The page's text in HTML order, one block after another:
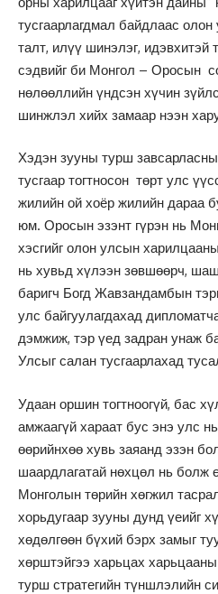
тусгаарлагдмал байдлаас
талт, илүү шинэлэг,
сэдвийг би Монгол – Оросын
нөлөөллийн үндсэн хүчин
шинжлэл хийх замаар нээн
Хэдэн зууны турш
тусгаар тогтносон төрт улс
жилийн ой хоёр жилийн дараа
юм. Оросын эзэнт гүрэн нь
хэсгийг олон улсын
нь хувьд хүлээн зөвшөөрч,
баригч Богд Жавзандамбын
улс байгуулагдахад
дэмжиж, тэр үед задран унаж
Улсыг салан тусгаарлахад
Удаан оршин тогтноогүй, бас
амжаагүй хараат бус энэ улс
өөрийнхөө хувь заяанд эзэн
шаардлагатай нөхцөл нь болж
Монголын төрийн хөгжил
хорьдугаар зууны дунд үеийг
хөдөлгөөн бүхий бэрх замыг
хөрштэйгээ харьцах
турш стратегийн түншлэлийн